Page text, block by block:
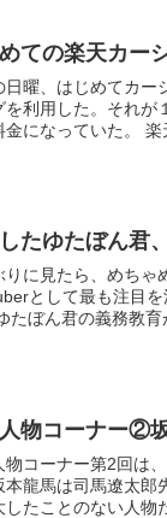
ての楽天カー
はじめてカーシェアを利用した。 楽天
を利用した。それが
同
たゆたぼん君
に見たら、めちゃめちゃ
として最も注目
。 ゆたぼん君の義務
物コーナー②
物コーナー第2回は
本龍馬は司馬遼太
したことのない人物